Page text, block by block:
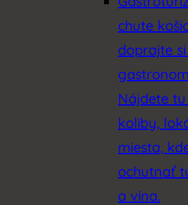
chute
doprajte
Nájdete
koliby,
miesta,
ochutnať
a vína.